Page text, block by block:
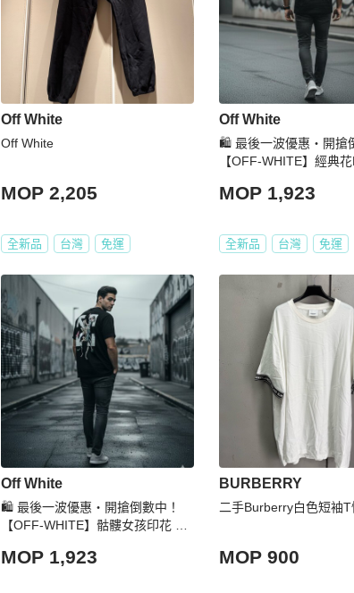
Off White
Off White
MOP 2,205
全新品 台灣 免運
Off White
🛍️ 最後一波優惠・開搶
【OFF-WHITE】經典花
MOP 1,923
全新品 台灣 免運
Off White
🛍️ 最後一波優惠・開搶倒數中！
【OFF-WHITE】骷髏女孩印花 T
MOP 1,923
BURBERRY
二手Burberry白色短袖T
MOP 900